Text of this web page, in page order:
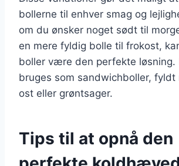
bollerne til enhver smag og
om du ønsker noget sødt til
en mere fyldig bolle til frokost,
boller være den perfekte løsning.
bruges som sandwichboller, fyldt
ost eller grøntsager.
Tips til at opnå den